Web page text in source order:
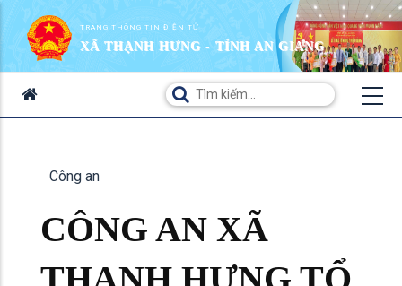
TRANG THÔNG TIN ĐIỆN TỬ
XÃ THẠNH HƯNG - TỈNH AN GIANG
Công an
CÔNG AN XÃ